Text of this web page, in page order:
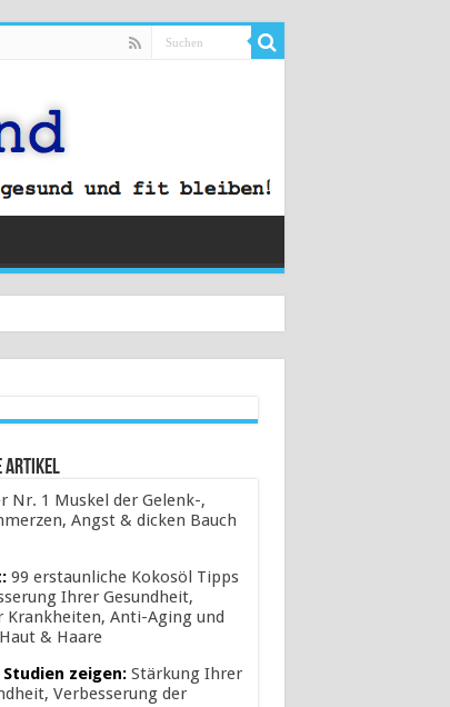
Artikel
Nr. 1 Muskel der Gelenk-,
Angst & dicken Bauch
99 erstaunliche Kokosöl Tipps
Ihrer Gesundheit,
Krankheiten, Anti-Aging und
& Haare
zeigen: Stärkung Ihrer
Verbesserung der